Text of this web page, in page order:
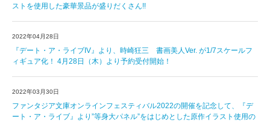
ストを使用した豪華景品が盛りだくさん!!
2022年04月28日
『デート・ア・ライブIV』より、時崎狂三 書画美人Ver. が1/7スケールフ
ィギュア化！ 4月28日（木）より予約受付開始！
2022年03月30日
ファンタジア文庫オンラインフェスティバル2022の開催を記念して、『デ
ート・ア・ライブ』より”等身大パネル”をはじめとした原作イラスト使用の